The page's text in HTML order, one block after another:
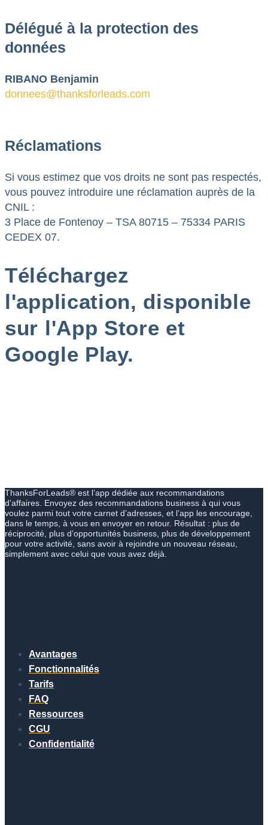
Délégué à la protection des
données
RIBANO Benjamin
donnees@thanksforleads.com
Réclamations
Si vous estimez que vos droits ne sont pas respectés,
vous pouvez introduire une réclamation auprès de la
CNIL :
3 Place de Fontenoy – TSA 80715 – 75334 PARIS
CEDEX 07.
Téléchargez
l'application, disponible
sur l'App Store et
Google Play.
ThanksForLeads® est l’app dédiée aux recommandations
d’affaires. Envoyez des recommandations business à qui vous
voulez parmi tout votre carnet d’adresses, et l’app les encourage,
dans le temps, à vous en envoyer en retour. Résultat : plus de
réciprocité, plus d’opportunités business, plus de développement
pour votre activité, sans avoir à rejoindre un nouveau réseau,
simplement avec celui que vous avez déjà.
Avantages
Fonctionnalités
Tarifs
FAQ
Ressources
CGU
Confidentialité